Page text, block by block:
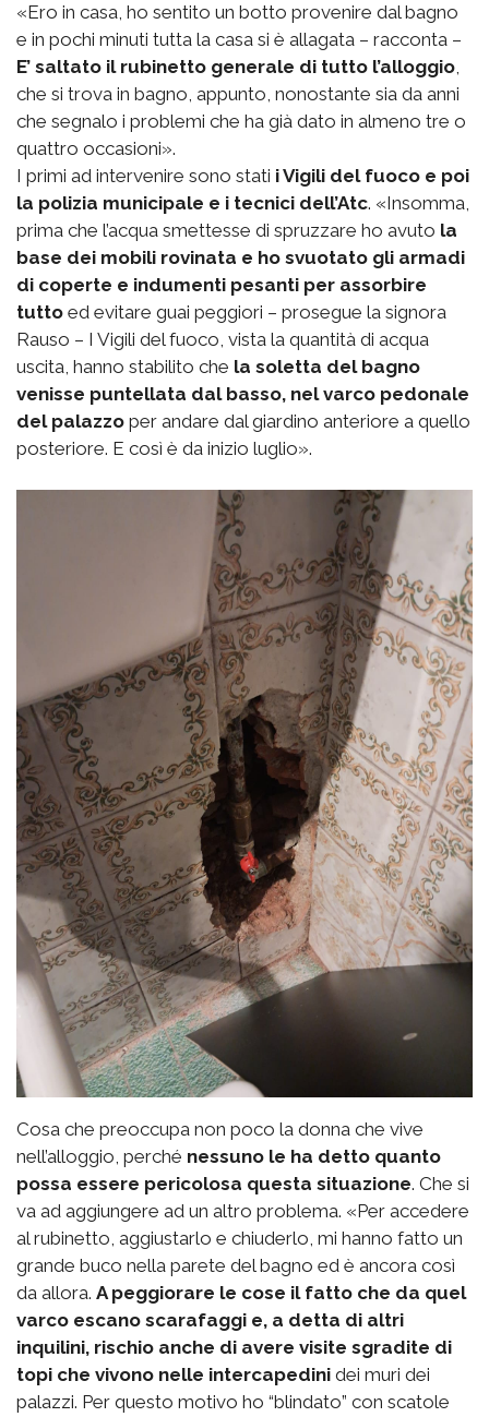
«Ero in casa, ho sentito un botto provenire dal bagno
e in pochi minuti tutta la casa si è allagata – racconta –
E’ saltato il rubinetto generale di tutto l’alloggio
che si trova in bagno, appunto, nonostante sia da anni
che segnalo i problemi che ha già dato in almeno tre o
quattro occasioni».
I primi ad intervenire sono stati i Vigili del fuoco e poi
la polizia municipale e i tecnici dell’Atc. «Insomma,
prima che l’acqua smettesse di spruzzare ho avuto la
base dei mobili rovinata e ho svuotato gli armadi
di coperte e indumenti pesanti per assorbire
tutto ed evitare guai peggiori – prosegue la signora
Rauso – I Vigili del fuoco, vista la quantità di acqua
uscita, hanno stabilito che la soletta del bagno
venisse puntellata dal basso, nel varco pedonale
del palazzo per andare dal giardino anteriore a quello
posteriore. E così è da inizio luglio».
Cosa che preoccupa non poco la donna che vive
nell’alloggio, perché nessuno le ha detto quanto
possa essere pericolosa questa situazione. Che si
va ad aggiungere ad un altro problema. «Per accedere
al rubinetto, aggiustarlo e chiuderlo, mi hanno fatto un
grande buco nella parete del bagno ed è ancora così
da allora. A peggiorare le cose il fatto che da quel
varco escano scarafaggi e, a detta di altri
inquilini, rischio anche di avere visite sgradite di
topi che vivono nelle intercapedini dei muri dei
palazzi. Per questo motivo ho “blindato” con scatole